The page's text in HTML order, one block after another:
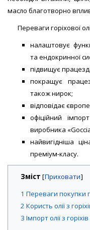
масло благотворно
Переваги горіхової
налаштовує
та ендокринної
підвищує
покращує
також нирок;
відповідає
офіційний
виробника
найвигідніша
преміум-класу.
Зміст [
]
1 Переваги покупки
2 Користь олії з
3 Імпорт олії з